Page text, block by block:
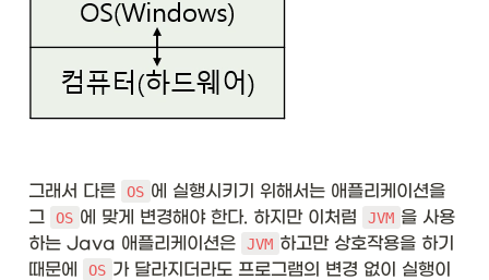
그래서 다른 OS 에 실행시키기 위해서는 애플리케이션을
그
OS 에 맞게 변경해야 한다. 하지만 이처럼 JVM 을 사용
하는 Java 애플리케이션은
JVM 하고만 상호작용을 하기
때문에
OS 가 달라지더라도 프로그램의 변경 없이 실행이